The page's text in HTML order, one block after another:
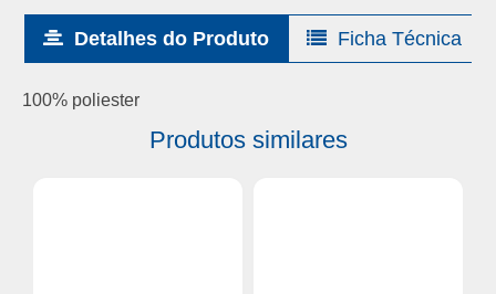
Detalhes do Produto Ficha Técnica
100% poliester
Produtos similares